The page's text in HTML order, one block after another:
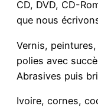
CD, DVD, CD-
que nous
Vernis,
polies avec
Abrasives puis
Ivoire, cornes,